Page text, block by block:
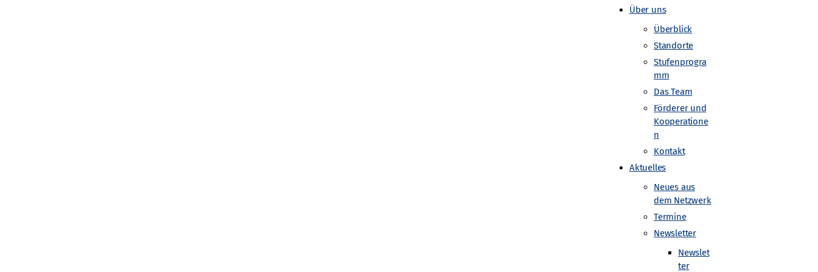
Über uns
Überblick
Standorte
Stufenprogra
mm
Das Team
Förderer und
Kooperatione
n
Kontakt
Aktuelles
Neues aus
dem Netzwerk
Termine
Newsletter
Newslet
ter